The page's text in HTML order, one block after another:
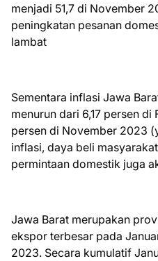
menjadi 51,7 di November
peningkatan pesanan
lambat
Sementara inflasi Jawa
menurun dari 6,17 persen
persen di November 2023
inflasi, daya beli
permintaan domestik juga
Jawa Barat merupakan
ekspor terbesar pada
2023. Secara kumulatif